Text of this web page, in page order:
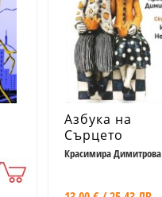
Азбука на
Сърцето
Красимира Димитрова